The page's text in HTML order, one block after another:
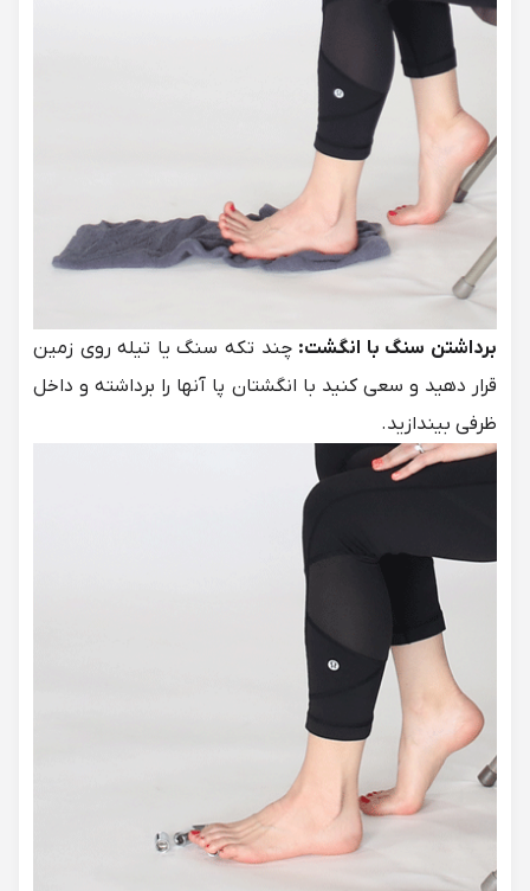
برداشتن سنگ با انگشت: چند تکه سنگ یا تیله روی زمین
قرار دهید و سعی کنید با انگشتان پا آنها را برداشته و داخل
ظرفی بیندازید.